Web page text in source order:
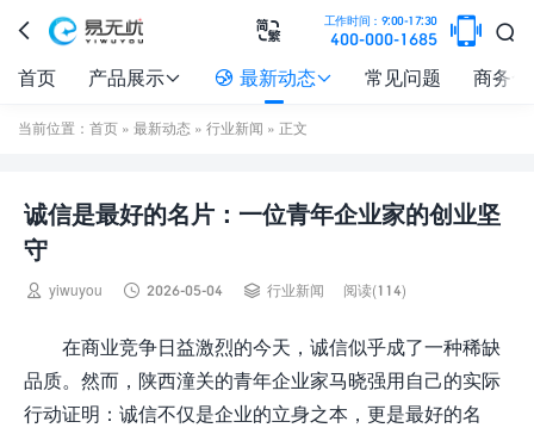
 
工作时间：9:00-17:30
400-000-1685 

首页 产品展示  最新动态 常见问题 商务
当前位置： 首页 » 最新动态 » 行业新闻 » 正文
诚信是最好的名片：一位青年企业家的创业坚
守
 yiwuyou  2026-05-04  行业新闻 阅读(114)
在商业竞争日益激烈的今天，诚信似乎成了一种稀缺
品质。然而，陕西潼关的青年企业家马晓强用自己的实际
行动证明：诚信不仅是企业的立身之本，更是最好的名